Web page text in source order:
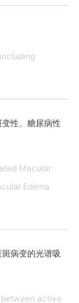
变性、糖尿病性
Macular
Edema
病变的光谱吸
active